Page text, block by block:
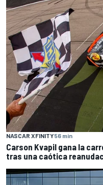
NASCAR XFINITY56 min
Carson Kvapil gana la
tras una caótica